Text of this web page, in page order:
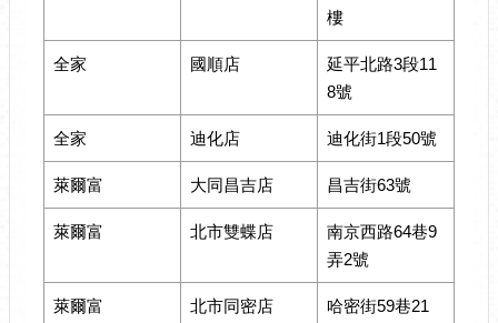
樓
全家 國順店
延平北路3段11
8號
全家 迪化店 迪化街1段50號
萊爾富 大同昌吉店 昌吉街63號
萊爾富 北市雙蝶店
南京西路64巷9
弄2號
萊爾富 北市同密店
哈密街59巷21